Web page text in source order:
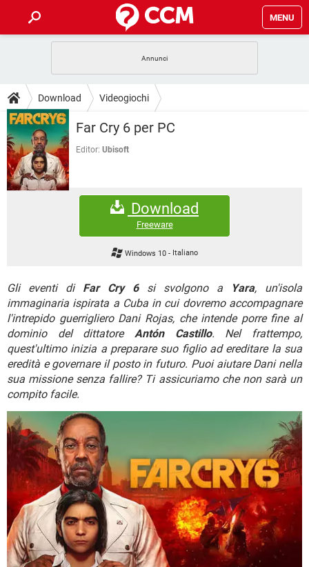
MENU
INTRATTENIMENTO
iOS WINDOWS 10
INSTAGRAM
TIKTOK
GUIDE
COVID-19
INTRATTENIMENTO
iOS
INSTAGRAM
FACEBOOK
DOWNLOAD
COVID-19
INTRATTENIMENTO
WINDOWS 10
WHATSAPP
FORUM
COVID-19
ANDROID
WINDOWS 10
WHATSAPP
HARDWARE
GLOSSARIO
GAMING
INSTAGRAM WHATSAPP
TIKTOK FACEBOOK
HARDWARE
Download Videogiochi
Far Cry 6 per PC
Editor: Ubisoft
Download
Freeware
Windows 10- Italiano
Gli eventi di Far Cry 6si svolgono a Yara, un'isola
immaginaria ispirata a Cuba in cui dovremo accompagnare
l'intrepido guerrigliero Dani Rojas, che intende porre fine al
dominio del dittatore Antón Castillo. Nel frattempo,
quest'ultimo inizia a preparare suo figlio ad ereditare la sua
eredità e governare il posto in futuro. Puoi aiutare Dani nella
sua missione senza fallire? Ti assicuriamo che non sarà un
compito facile.